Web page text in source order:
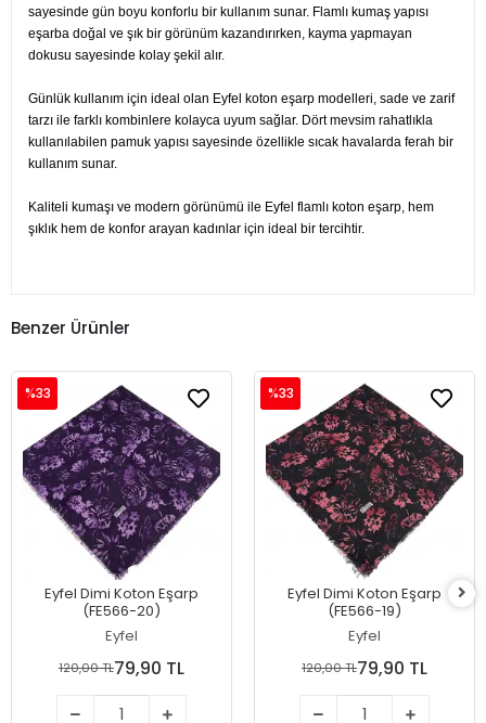
sayesinde gün boyu konforlu bir kullanım sunar. Flamlı kumaş yapısı
eşarba doğal ve şık bir görünüm kazandırırken, kayma yapmayan
dokusu sayesinde kolay şekil alır.
Günlük kullanım için ideal olan Eyfel koton eşarp modelleri, sade ve zarif
tarzı ile farklı kombinlere kolayca uyum sağlar. Dört mevsim rahatlıkla
kullanılabilen pamuk yapısı sayesinde özellikle sıcak havalarda ferah bir
kullanım sunar.
Kaliteli kumaşı ve modern görünümü ile Eyfel flamlı koton eşarp, hem
şıklık hem de konfor arayan kadınlar için ideal bir tercihtir.
Benzer Ürünler
Eyfel Dimi Koton Eşarp
(FE566-20)
Eyfel
%33
120,00 TL79,90 TL
Eyfel Dimi Koton Eşarp
(FE566-19)
Eyfel
%33
120,00 TL79,90 TL